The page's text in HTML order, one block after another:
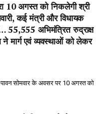
10 अगस्त को निकलेगी श्री
कई मंत्री और विधायक
55,555 अभिमंत्रित रुद्राक्ष
ने मार्ग एवं व्यवस्थाओं को लेकर
सोमवार के अवसर पर 10 अगस्त को